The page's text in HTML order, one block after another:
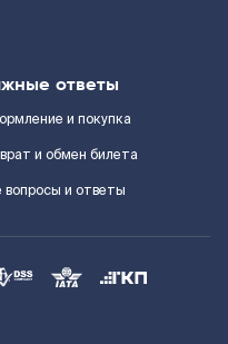
ответы
и покупка
и обмен билета
вопросы и ответы